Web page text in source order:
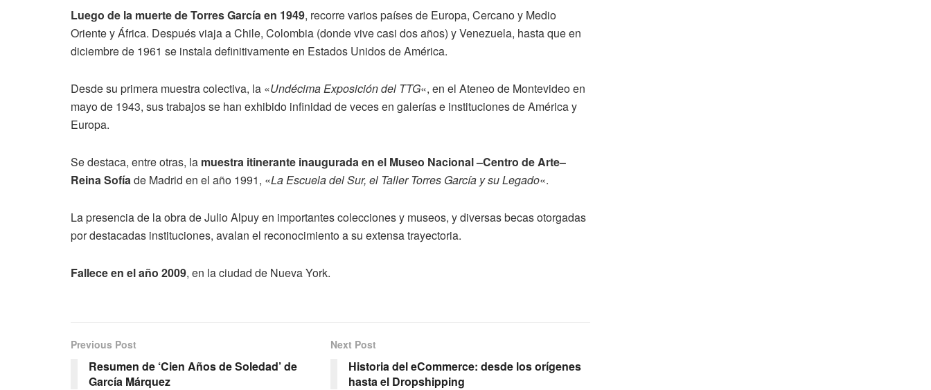
Luego de la muerte de Torres García en 1949, recorre varios países de Europa, Cercano y Medio
Oriente y África. Después viaja a Chile, Colombia (donde vive casi dos años) y Venezuela, hasta que en
diciembre de 1961 se instala definitivamente en Estados Unidos de América.
Desde su primera muestra colectiva, la «Undécima Exposición del TTG«, en el Ateneo de Montevideo en
mayo de 1943, sus trabajos se han exhibido infinidad de veces en galerías e instituciones de América y
Europa.
Se destaca, entre otras, la muestra itinerante inaugurada en el Museo Nacional –Centro de Arte–
Reina Sofíade Madrid en el año 1991, «La Escuela del Sur, el Taller Torres García y su Legado«.
La presencia de la obra de Julio Alpuy en importantes colecciones y museos, y diversas becas otorgadas
por destacadas instituciones, avalan el reconocimiento a su extensa trayectoria.
Fallece en el año 2009, en la ciudad de Nueva York.
Previous Post
Resumen de ‘Cien Años de Soledad’ de
García Márquez
Next Post
Historia del eCommerce: desde los orígenes
hasta el Dropshipping